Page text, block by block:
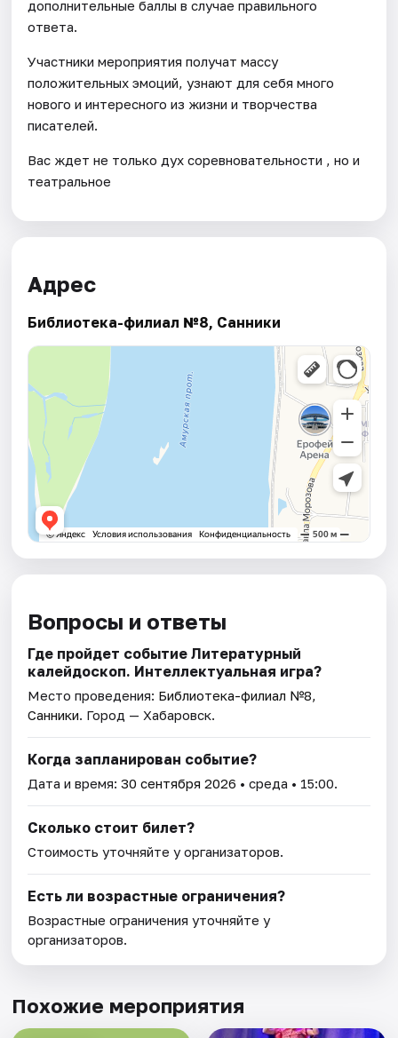
дополнительные баллы в случае правильного
ответа.
Участники мероприятия получат массу
положительных эмоций, узнают для себя много
нового и интересного из жизни и творчества
писателей.
Вас ждет не только дух соревновательности , но и
театральное
Адрес
Библиотека-филиал №8, Санники
Вопросы и ответы
Где пройдет событие Литературный
калейдоскоп. Интеллектуальная игра?
Место проведения: Библиотека-филиал №8,
Санники. Город — Хабаровск.
Когда запланирован событие?
Дата и время:30 сентября 2026 • среда • 15:00.
Сколько стоит билет?
Стоимость уточняйте у организаторов.
Есть ли возрастные ограничения?
Возрастные ограничения уточняйте у
организаторов.
Похожие мероприятия